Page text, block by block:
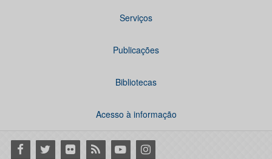
Serviços
Publicações
Bibliotecas
Acesso à informação
Facebook
Twitter Flickr RSS YoutubeInstagram